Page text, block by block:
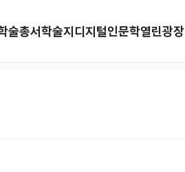
술총서학술지디지털인문학열린광장